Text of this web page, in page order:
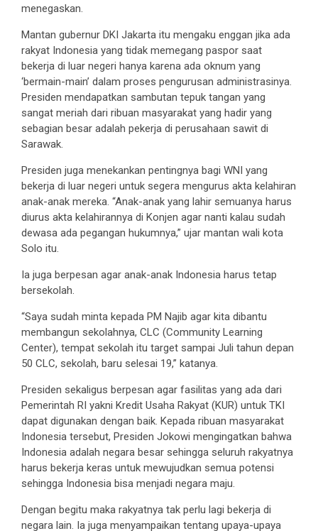
menegaskan.
Mantan gubernur DKI Jakarta itu mengaku enggan jika ada
rakyat Indonesia yang tidak memegang paspor saat
bekerja di luar negeri hanya karena ada oknum yang
‘bermain-main’ dalam proses pengurusan administrasinya.
Presiden mendapatkan sambutan tepuk tangan yang
sangat meriah dari ribuan masyarakat yang hadir yang
sebagian besar adalah pekerja di perusahaan sawit di
Sarawak.
Presiden juga menekankan pentingnya bagi WNI yang
bekerja di luar negeri untuk segera mengurus akta kelahiran
anak-anak mereka. “Anak-anak yang lahir semuanya harus
diurus akta kelahirannya di Konjen agar nanti kalau sudah
dewasa ada pegangan hukumnya,” ujar mantan wali kota
Solo itu.
Ia juga berpesan agar anak-anak Indonesia harus tetap
bersekolah.
“Saya sudah minta kepada PM Najib agar kita dibantu
membangun sekolahnya, CLC (Community Learning
Center), tempat sekolah itu target sampai Juli tahun depan
50 CLC, sekolah, baru selesai 19,” katanya.
Presiden sekaligus berpesan agar fasilitas yang ada dari
Pemerintah RI yakni Kredit Usaha Rakyat (KUR) untuk TKI
dapat digunakan dengan baik. Kepada ribuan masyarakat
Indonesia tersebut, Presiden Jokowi mengingatkan bahwa
Indonesia adalah negara besar sehingga seluruh rakyatnya
harus bekerja keras untuk mewujudkan semua potensi
sehingga Indonesia bisa menjadi negara maju.
Dengan begitu maka rakyatnya tak perlu lagi bekerja di
negara lain. Ia juga menyampaikan tentang upaya-upaya